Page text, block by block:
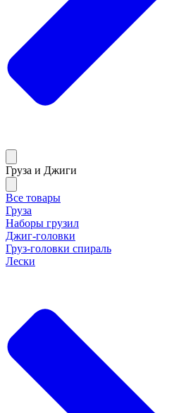
Груза и Джиги
Все товары
Груза
Наборы грузил
Джиг-головки
Груз-головки спираль
Лески